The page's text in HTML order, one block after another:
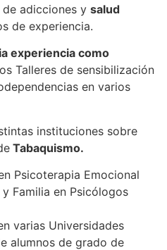
adicciones y salud
de experiencia.
experiencia como
Talleres de sensibilización
en varios
instituciones sobre
Tabaquismo.
Psicoterapia Emocional
Familia en Psicólogos
varias Universidades
alumnos de grado de